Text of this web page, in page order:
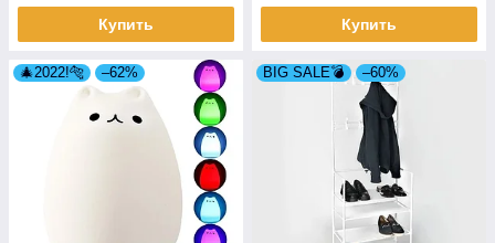
Купить Купить
🎄2022!🐅 –62% BIG SALE💣 –60%